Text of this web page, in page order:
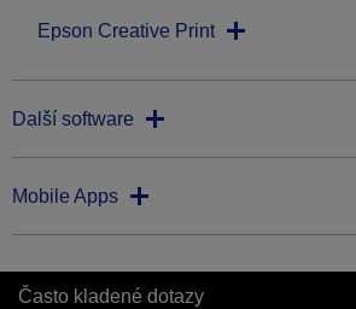
Epson Creative Print
Další software
Mobile Apps
Často kladené dotazy